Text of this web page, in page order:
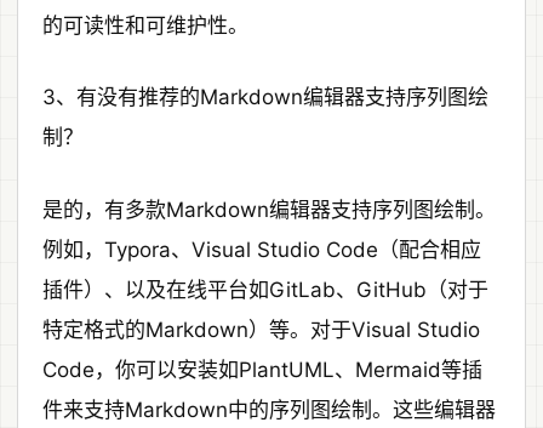
的可读性和可维护性。
3、有没有推荐的Markdown编辑器支持序列图绘
制？
是的，有多款Markdown编辑器支持序列图绘制。
例如，Typora、Visual Studio Code（配合相应
插件）、以及在线平台如GitLab、GitHub（对于
特定格式的Markdown）等。对于Visual Studio
Code，你可以安装如PlantUML、Mermaid等插
件来支持Markdown中的序列图绘制。这些编辑器